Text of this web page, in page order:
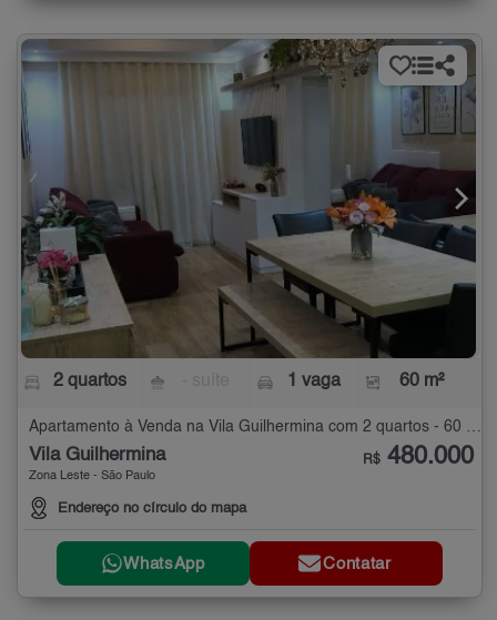
2 quartos 1 vaga 60 m²
Vila Guilhermina
Zona Leste - São Paulo
Endereço no círculo do mapa
R$ 480.000
WhatsApp Contatar